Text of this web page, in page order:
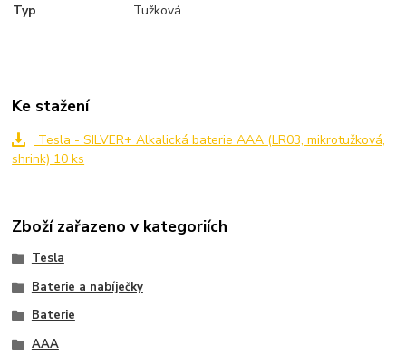
Typ
Tužková
Ke stažení
Tesla - SILVER+ Alkalická baterie AAA (LR03, mikrotužková,
shrink) 10 ks
Zboží zařazeno v kategoriích
Tesla
Baterie a nabíječky
Baterie
AAA